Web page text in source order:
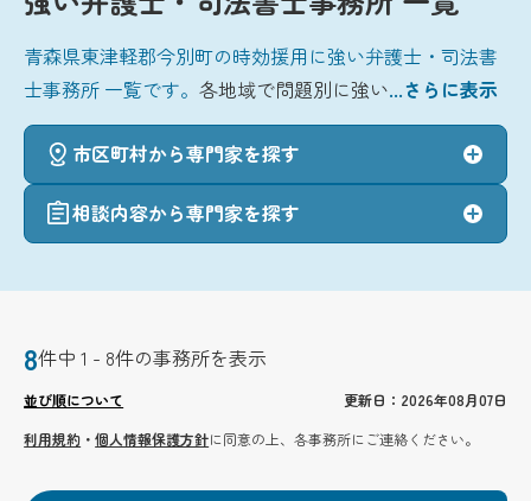
青森県東津軽郡今別町の時効援用に強い弁護士・司法書
士事務所 一覧です。各地域で問題別に強い...さらに表示
市区町村から専門家を探す
相談内容から専門家を探す
8件中 1 - 8件の事務所を表示
並び順について
更新日：2026年08月07日
利用規約 ・個人情報保護方針に同意の上、各事務所にご連絡ください。